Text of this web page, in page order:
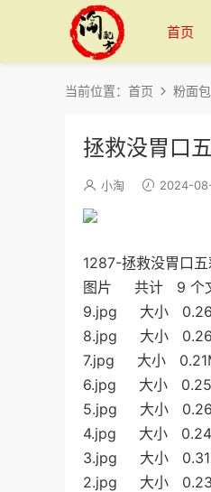
首页
当前位置： 首页 粉面
拯救没胃口
小淘 2024-
1287-拯救没胃口
图片 共计 9 个
9.jpg 大小
8.jpg 大小
7.jpg 大小
6.jpg 大小
5.jpg 大小
4.jpg 大小
3.jpg 大小
2.jpg 大小